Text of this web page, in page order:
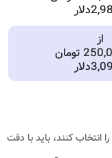
از
تومان
را انتخاب کنند، باید با دقت